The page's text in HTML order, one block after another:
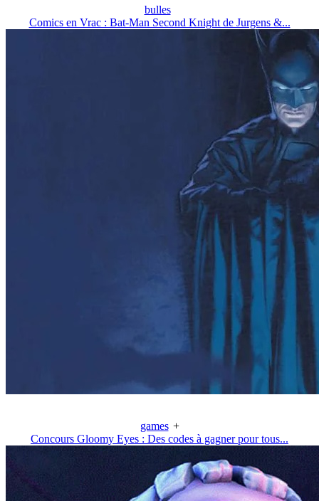
bulles
Comics en Vrac : Bat-Man Second Knight de Jurgens &...
games +
Concours Gloomy Eyes : Des codes à gagner pour tous...